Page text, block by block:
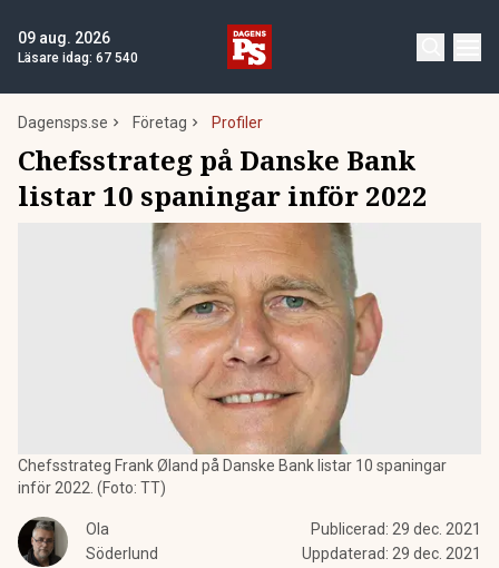
09 aug. 2026
Läsare idag: 67 540
Dagensps.se Företag Profiler
Chefsstrateg på Danske Bank
listar 10 spaningar inför 2022
Chefsstrateg Frank Øland på Danske Bank listar 10 spaningar
inför 2022. (Foto: TT)
Ola
Söderlund
Publicerad: 29 dec. 2021
Uppdaterad: 29 dec. 2021